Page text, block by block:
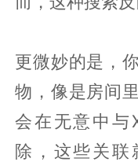
更微妙的是，
物，像是房间
会在无意中与
除，这些关联